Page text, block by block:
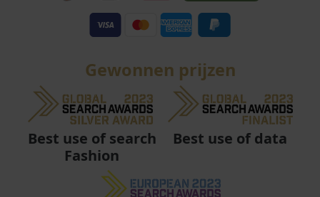
Gewonnen prijzen
Best use of search
Fashion
Best use of data